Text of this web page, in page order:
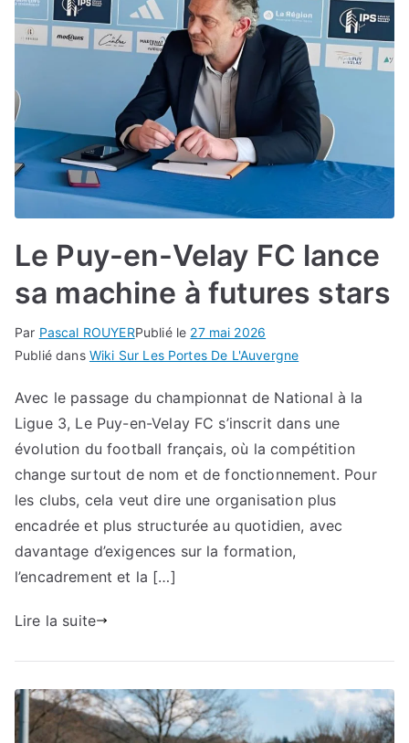
Le Puy-en-Velay FC lance
sa machine à futures stars
Par Pascal ROUYERPublié le 27 mai 2026
Publié dans Wiki Sur Les Portes De L'Auvergne
Avec le passage du championnat de National à la
Ligue 3, Le Puy-en-Velay FC s’inscrit dans une
évolution du football français, où la compétition
change surtout de nom et de fonctionnement. Pour
les clubs, cela veut dire une organisation plus
encadrée et plus structurée au quotidien, avec
davantage d’exigences sur la formation,
l’encadrement et la […]
Lire la suite